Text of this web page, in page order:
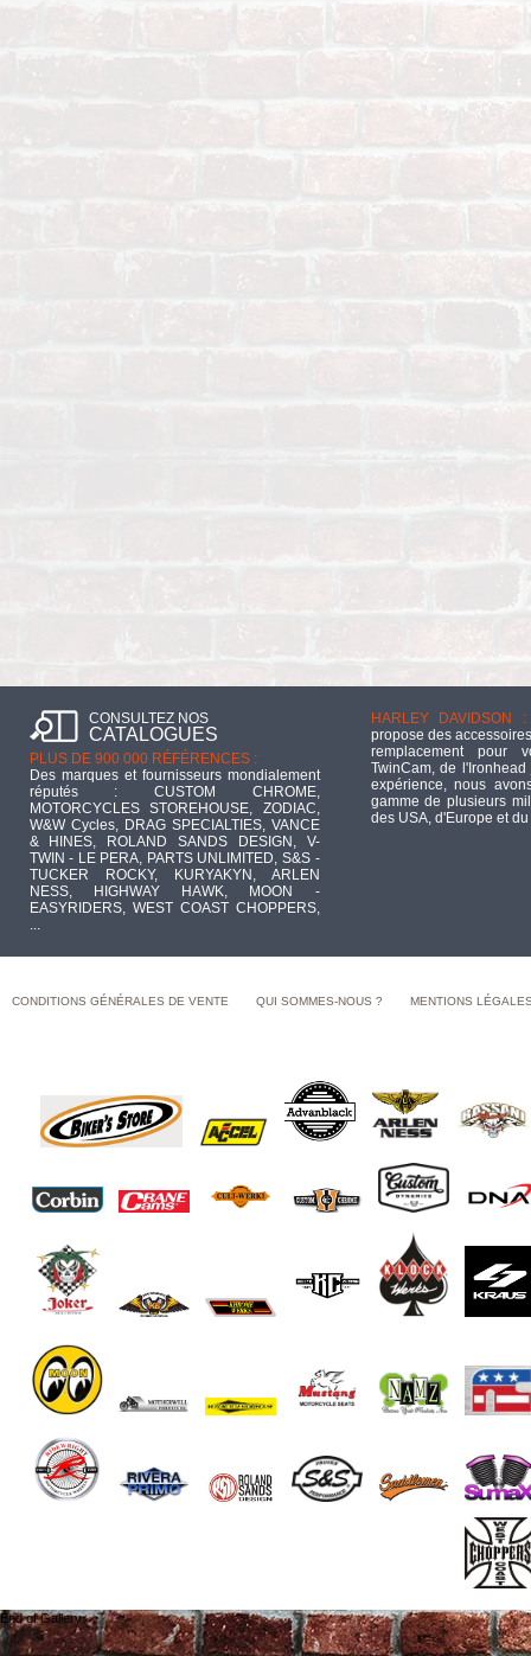
CONSULTEZ NOS
CATALOGUES
PLUS DE 900 000 RÉFÉRENCES :
Des marques et fournisseurs mondialement
réputés : CUSTOM CHROME,
MOTORCYCLES STOREHOUSE, ZODIAC,
W&W Cycles, DRAG SPECIALTIES, VANCE
& HINES, ROLAND SANDS DESIGN, V-
TWIN - LE PERA, PARTS UNLIMITED, S&S -
TUCKER ROCKY, KURYAKYN, ARLEN
NESS, HIGHWAY HAWK, MOON -
EASYRIDERS, WEST COAST CHOPPERS,
HARLEY DAVIDSON :
propose des
remplacement pour
TwinCam, de
expérience, nous
gamme de plusieurs
des USA, d'Europe et
CONDITIONS GÉNÉRALES DE VENTE QUI SOMMES-NOUS ? MENTIONS
End of Gallery